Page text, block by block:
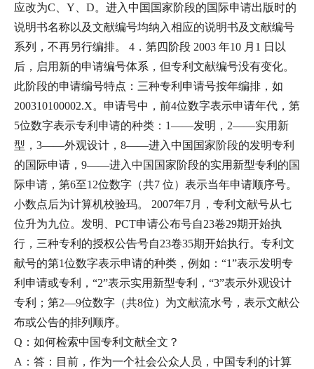
应改为C、Y、D。进入中国国家阶段的国际申请出版时的
说明书名称以及文献编号均纳入相应的说明书及文献编号
系列，不再另行编排。 4．第四阶段 2003 年10 月1 日以
后，启用新的申请编号体系，但专利文献编号没有变化。
此阶段的申请编号特点：三种专利申请号按年编排，如
200310100002.X。申请号中，前4位数字表示申请年代，第
5位数字表示专利申请的种类：1——发明，2——实用新
型，3——外观设计，8——进入中国国家阶段的发明专利
的国际申请，9——进入中国国家阶段的实用新型专利的国
际申请，第6至12位数字（共7 位）表示当年申请顺序号。
小数点后为计算机校验玛。 2007年7月，专利文献号从七
位升为九位。发明、PCT申请公布号自23卷29期开始执
行，三种专利的授权公告号自23卷35期开始执行。专利文
献号的第1位数字表示申请的种类，例如：“1”表示发明专
利申请或专利，“2”表示实用新型专利，“3”表示外观设计
专利；第2—9位数字（共8位）为文献流水号，表示文献公
布或公告的排列顺序。
Q：如何检索中国专利文献全文？
A：答：目前，作为一个社会公众人员，中国专利的计算